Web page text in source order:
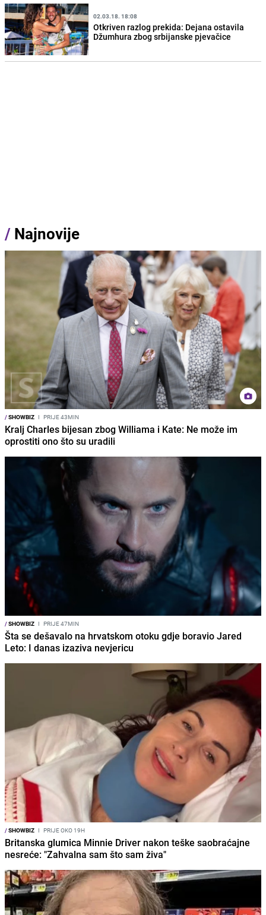
02.03.18. 18:08
Otkriven razlog prekida: Dejana ostavila
Džumhura zbog srbijanske pjevačice
/ Najnovije
/SHOWBIZ I PRIJE 43MIN
Kralj Charles bijesan zbog Williama i Kate: Ne može im
oprostiti ono što su uradili
/SHOWBIZ I PRIJE 47MIN
Šta se dešavalo na hrvatskom otoku gdje boravio Jared
Leto: I danas izaziva nevjericu
/SHOWBIZ I PRIJE OKO 19H
Britanska glumica Minnie Driver nakon teške saobraćajne
nesreće: "Zahvalna sam što sam živa"